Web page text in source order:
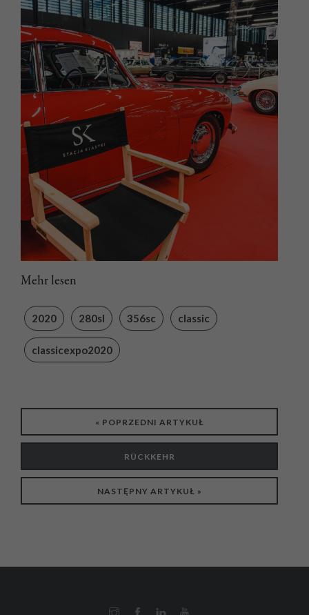
Mehr lesen
2020 280sl 356sc classic
classicexpo2020
« POPRZEDNI ARTYKUŁ
RÜCKKEHR
NASTĘPNY ARTYKUŁ »